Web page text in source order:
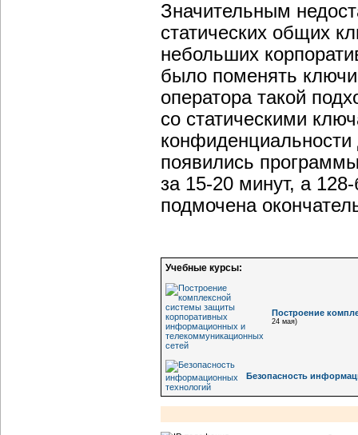
Значительным
статических общих
небольших
было поменять
оператора такой
со статическими
конфиденциальности
появились
за 15-20 минут, а
подмочена
Учебные курсы:
Построение
24 мая)
Безопасность